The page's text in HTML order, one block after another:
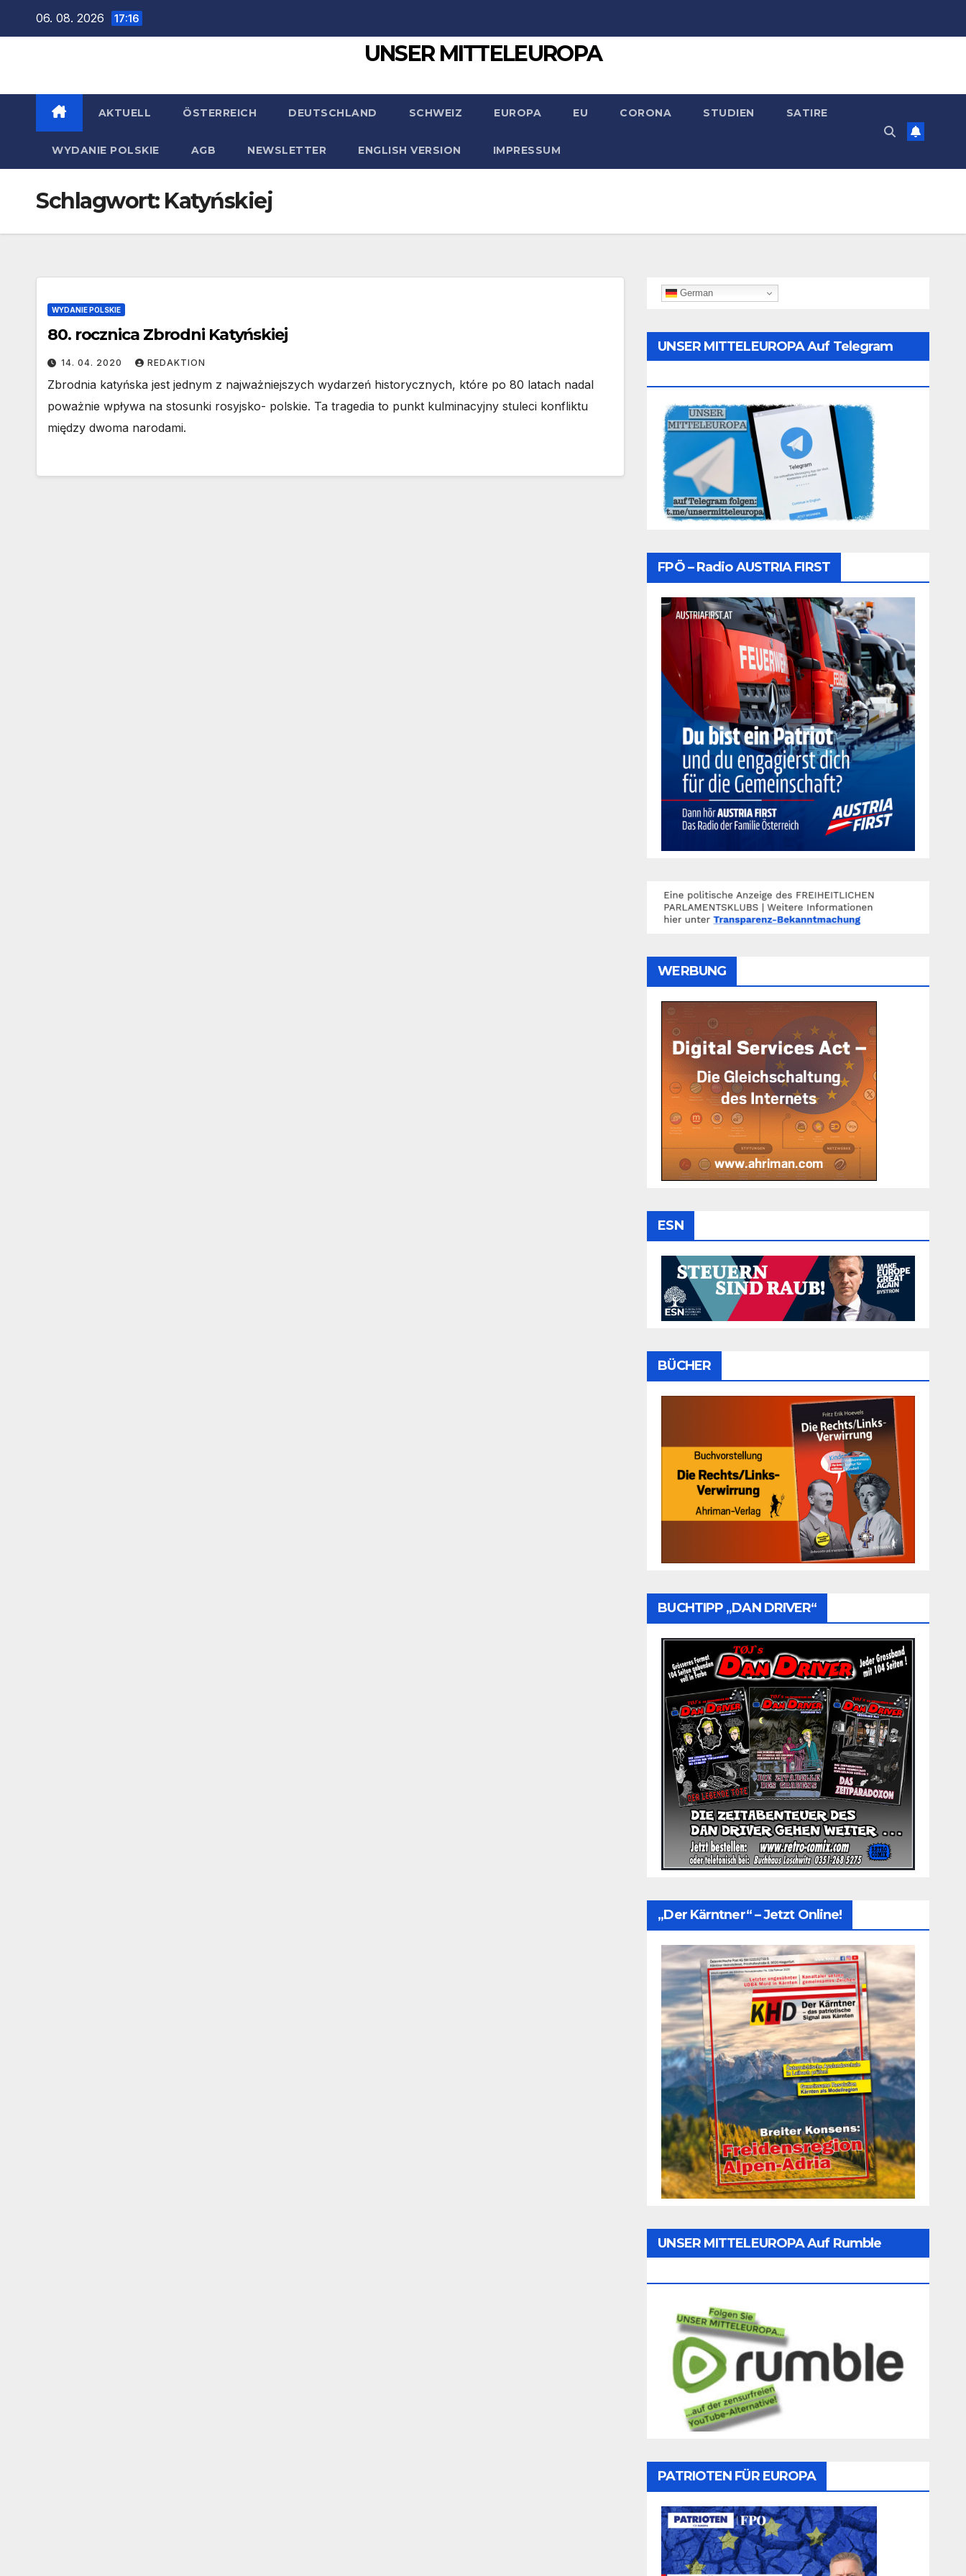
06. 08. 2026 17:16
UNSER MITTELEUROPA
AKTUELL ÖSTERREICH DEUTSCHLAND SCHWEIZ EUROPA EU CORONA STUDIEN SATIRE
WYDANIE POLSKIE AGB NEWSLETTER ENGLISH VERSION IMPRESSUM
Schlagwort: Katyńskiej
WYDANIE POLSKIE
80. rocznica Zbrodni Katyńskiej
14. 04. 2020 REDAKTION
Zbrodnia katyńska jest jednym z najważniejszych wydarzeń historycznych, które po 80 latach nadal
poważnie wpływa na stosunki rosyjsko- polskie. Ta tragedia to punkt kulminacyjny stuleci konfliktu
między dwoma narodami.
German
UNSER MITTELEUROPA Auf Telegram
FPÖ – Radio AUSTRIA FIRST
WERBUNG
ESN
BÜCHER
BUCHTIPP „DAN DRIVER“
„Der Kärntner“ – Jetzt Online!
UNSER MITTELEUROPA Auf Rumble
PATRIOTEN FÜR EUROPA